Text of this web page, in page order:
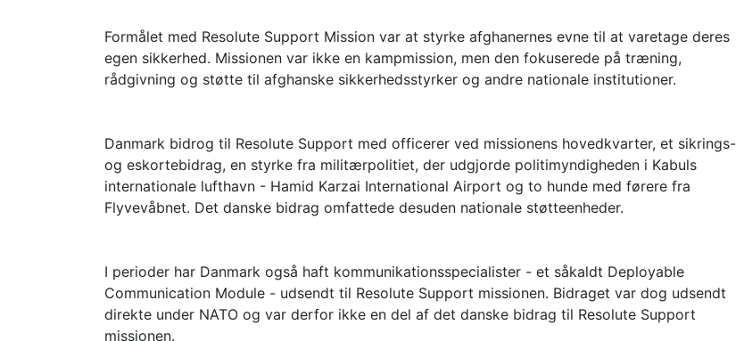
Formålet med Resolute Support Mission var at styrke afghanernes evne til at varetage deres
egen sikkerhed. Missionen var ikke en kampmission, men den fokuserede på træning,
rådgivning og støtte til afghanske sikkerhedsstyrker og andre nationale institutioner.
Danmark bidrog til Resolute Support med officerer ved missionens hovedkvarter, et sikrings-
og eskortebidrag, en styrke fra militærpolitiet, der udgjorde politimyndigheden i Kabuls
internationale lufthavn - Hamid Karzai International Airport og to hunde med førere fra
Flyvevåbnet. Det danske bidrag omfattede desuden nationale støtteenheder.
I perioder har Danmark også haft kommunikationsspecialister - et såkaldt Deployable
Communication Module - udsendt til Resolute Support missionen. Bidraget var dog udsendt
direkte under NATO og var derfor ikke en del af det danske bidrag til Resolute Support
missionen.